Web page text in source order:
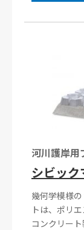
河川護岸用
シビック
幾何学模様
トは、ポリ
コンクリー